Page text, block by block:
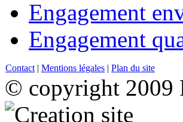
Engagement
Engagement
Contact | Mentions légales | Plan du site
© copyright 2009